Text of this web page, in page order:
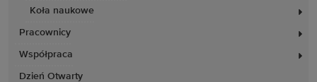
Koła naukowe
Pracownicy
Współpraca
Dzień Otwarty